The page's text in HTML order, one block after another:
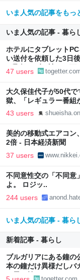
いま人気の記事をもっ
いま人気の記事 - 暮ら
ホテルにタブレット
い送付を依頼した3日
が取扱わず、諦めて下
47 users
大久保佳代子が50代
獄、「レギュラー番組
言われた“芸能人なら
43 users
美的の移動式エアコ
2倍 - 日本経済新聞
37 users
不同意性交の「不同意
よ。 ロジッ..
244 users
いま人気の記事 - 暮ら
新着記事 - 暮らし
ブルガリアにある鐘の
本の鐘だけ異様だしバ
な男を焼けないから、